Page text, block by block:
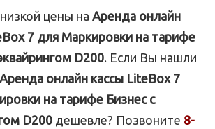
цены на Аренда онлайн
7 для Маркировки на тарифе
D200. Если Вы нашли
Аренда онлайн кассы LiteBox 7
на тарифе Бизнес с
D200 дешевле? Позвоните 8-